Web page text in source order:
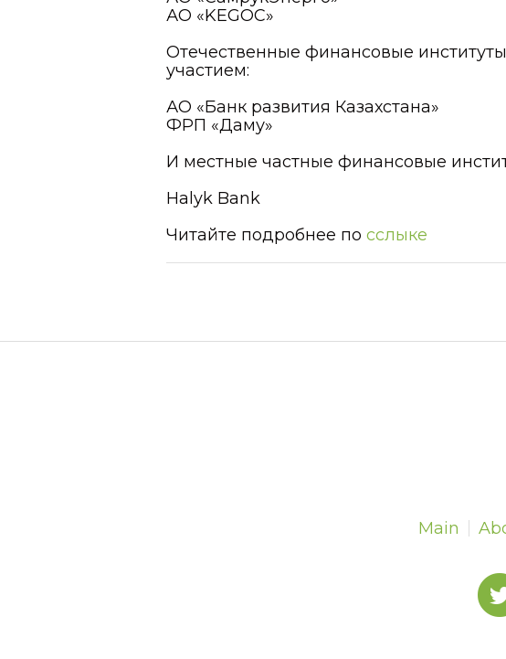
АО «KEGOC»
Отечественные финансовые
участием:
АО «Банк развития Казахстана»
ФРП «Даму»
И местные частные финансовые
Halyk Bank
Читайте подробнее по сслыке
Main